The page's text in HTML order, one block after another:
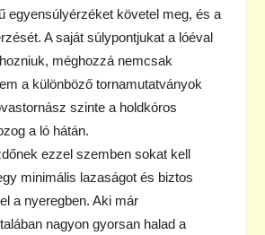
egyensúlyérzéket követel meg, és a
A saját súlypontjukat a lóéval
méghozzá nemcsak
a különböző tornamutatványok
szinte a holdkóros
a ló hátán.
ezzel szemben sokat kell
minimális lazaságot és biztos
a nyeregben. Aki már
nagyon gyorsan halad a